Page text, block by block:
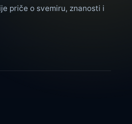
priče o svemiru, znanosti i